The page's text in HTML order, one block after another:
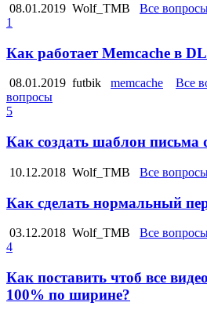
08.01.2019 Wolf_TMB Все
1
Как работает Memcache в
08.01.2019 futbik memcache Все
вопросы
5
Как создать шаблон письма
10.12.2018 Wolf_TMB Все
Как сделать нормальный
03.12.2018 Wolf_TMB Все
4
Как поставить чтоб все
100% по ширине?